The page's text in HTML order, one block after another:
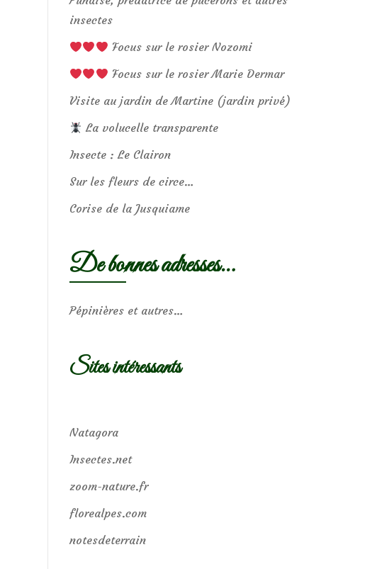
insectes
Focus sur le rosier Nozomi
Focus sur le rosier Marie Dermar
Visite au jardin de Martine (jardin privé)
La volucelle transparente
Insecte : Le Clairon
Sur les fleurs de circe…
Corise de la Jusquiame
De bonnes adresses…
Pépinières et autres…
Sites intéressants
Natagora
Insectes.net
zoom-nature.fr
florealpes.com
notesdeterrain